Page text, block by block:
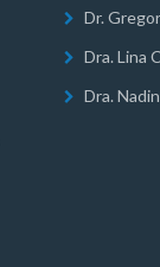
Dr.
Dra. Lina
Dra.